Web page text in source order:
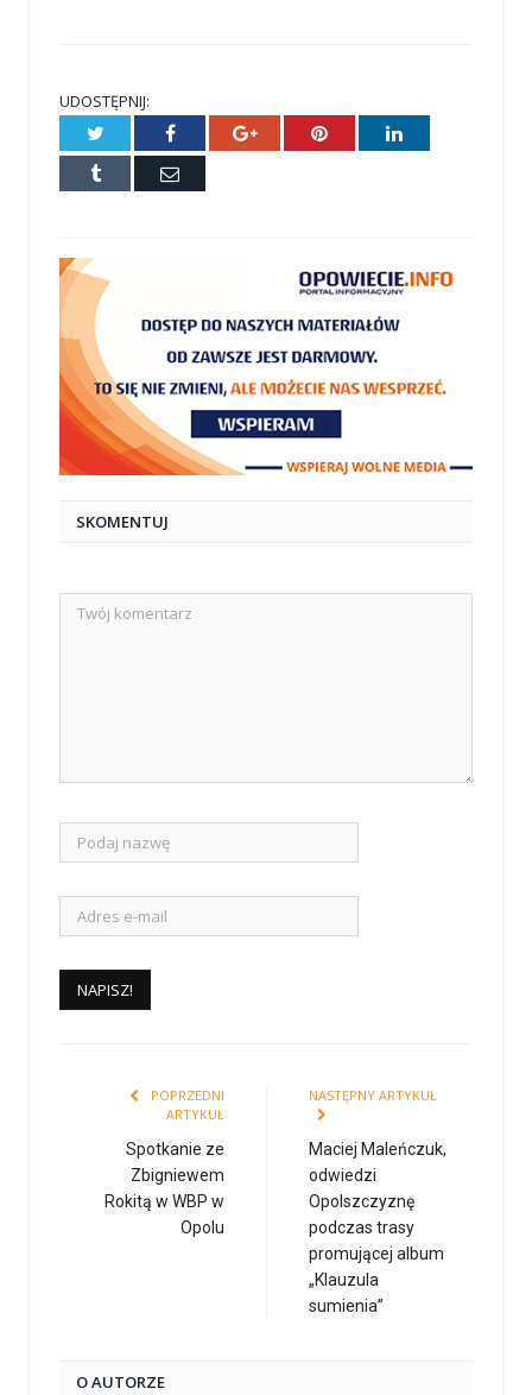
UDOSTĘPNIJ:
Twitter Facebook Google+ Pinterest LinkedIn
Tumblr
E-
SKOMENTUJ
POPRZEDNI
ARTYKUŁ
Spotkanie ze
Zbigniewem
Rokitą w WBP w
Opolu
NASTĘPNY ARTYKUŁ
Maciej Maleńczuk,
odwiedzi
Opolszczyznę
podczas trasy
promującej album
„Klauzula
sumienia”
O AUTORZE